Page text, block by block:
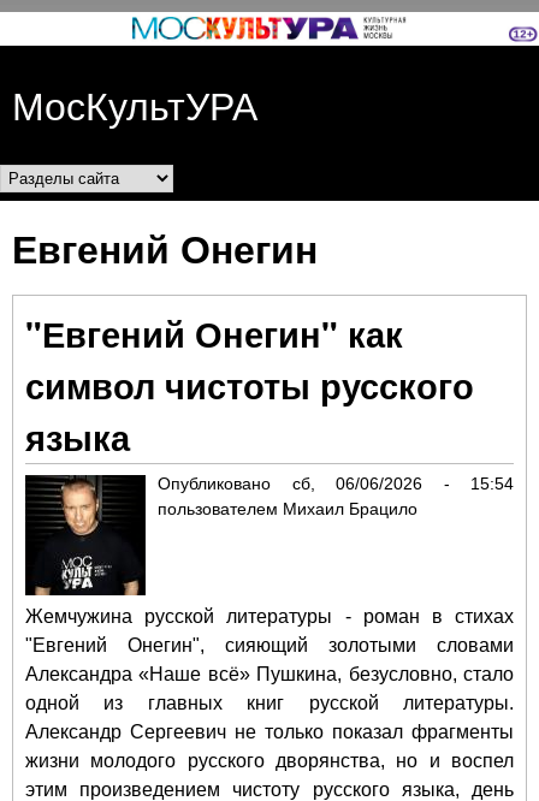
Перейти к основному
МосКультУРА
Разделы сайта
Евгений Онегин
"Евгений Онегин" как
символ чистоты русского
языка
Опубликовано сб, 06/06/2026 - 15:54
пользователем Михаил Брацило
Жемчужина русской литературы - роман в стихах
"Евгений Онегин", сияющий золотыми словами
Александра «Наше всё» Пушкина, безусловно, стало
одной из главных книг русской литературы.
Александр Сергеевич не только показал фрагменты
жизни молодого русского дворянства, но и воспел
этим произведением чистоту русского языка, день